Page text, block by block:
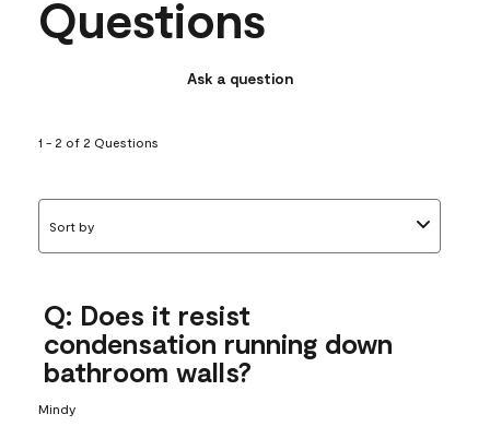
Questions
Ask a question
1 - 2 of 2 Questions
Sort by
Q: Does it resist
condensation running down
bathroom walls?
Mindy